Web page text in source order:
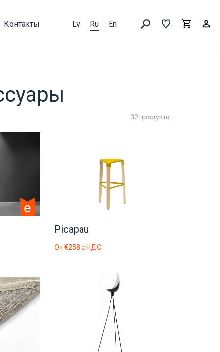
Контакты Lv Ru En Искать товары
Выборка
32 продукта
Picapau
От€258 с НДС